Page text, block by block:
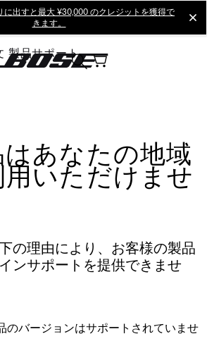
に出すと最大 ¥30,000 のクレジットを獲得で
きます。
製品サポート
はあなたの地域
いただけませ
の理由により、お客様の製品
ンサポートを提供できませ
のバージョンはサポートされていませ